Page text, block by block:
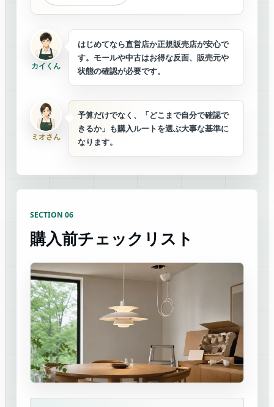
カイくん
はじめてなら直営店か正規販売店が安心で
す。モールや中古はお得な反面、販売元や
状態の確認が必要です。
ミオさん
予算だけでなく、「どこまで自分で確認で
きるか」も購入ルートを選ぶ大事な基準に
なります。
SECTION 06
購入前チェックリスト